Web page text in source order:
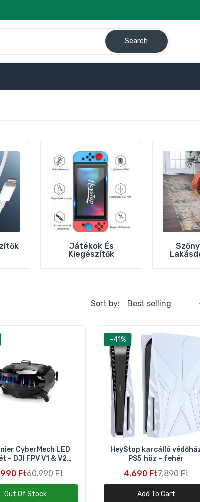
Search
Előtét – DJI FPV V1 & V2 Szemüveghez
PS5‑höz – fehér
– piros
hordozható tok – fekete
védőszett – ütésálló tok és
és Versenykormány Szett – 3 db Fehér
Játékok És
Kiegészítők
Sort by:
CyberMech LED
– DJI FPV V1 & V2
Ft60.990 Ft
Out Of Stock
-41%
HeyStop karcálló
PS5‑höz – fehér
4.690 Ft7.890 Ft
Add To Cart